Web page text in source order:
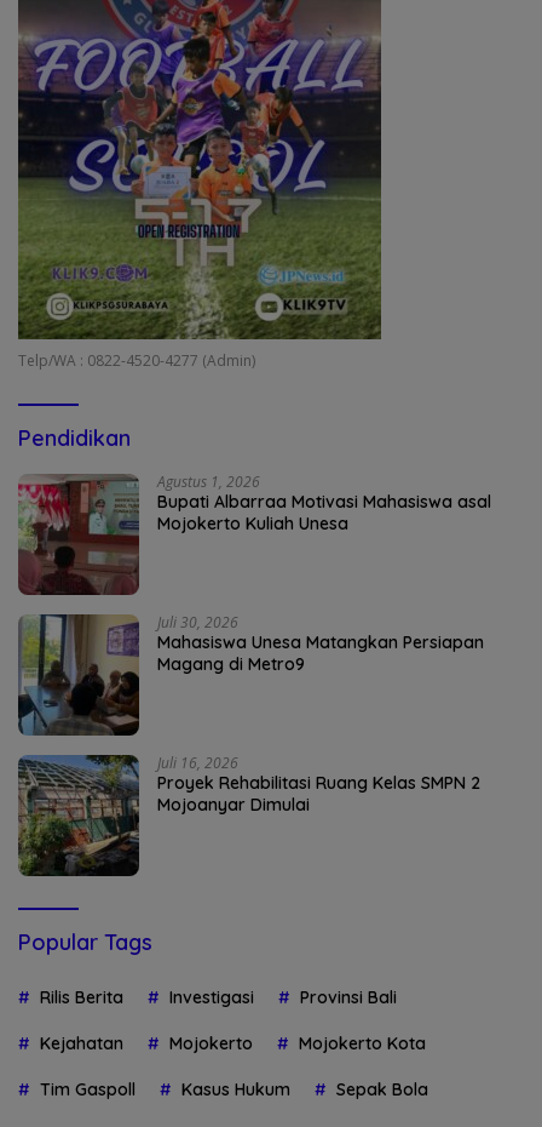
Telp/WA : 0822-4520-4277 (Admin)
Pendidikan
Agustus 1, 2026
Bupati Albarraa Motivasi Mahasiswa asal
Mojokerto Kuliah Unesa
Juli 30, 2026
Mahasiswa Unesa Matangkan Persiapan
Magang di Metro9
Juli 16, 2026
Proyek Rehabilitasi Ruang Kelas SMPN 2
Mojoanyar Dimulai
Popular Tags
Rilis Berita Investigasi Provinsi Bali
Kejahatan Mojokerto Mojokerto Kota
Tim Gaspoll Kasus Hukum Sepak Bola